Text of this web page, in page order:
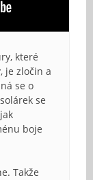
které
je zločin a
se o
se
boje
Takže